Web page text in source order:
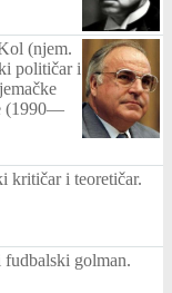
(njem.
političar i
(1990—
kritičar i teoretičar.
fudbalski golman.